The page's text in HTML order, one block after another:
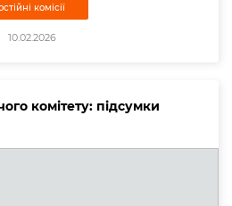
комісії
10.02.2026
комітету: підсумки